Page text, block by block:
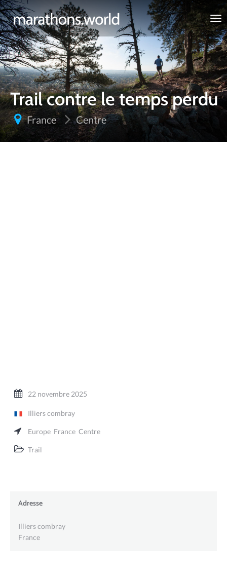
marathons.world
Trail contre le temps perdu
France Centre
22 novembre 2025
Illiers combray
Europe France Centre
Trail
Adresse
Illiers combray
France